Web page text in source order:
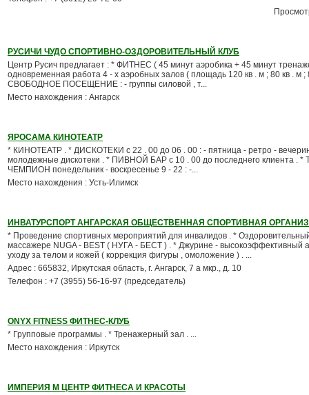
РУСИЧИ ЧУДО СПОРТИВНО-ОЗДОРОВИТЕЛЬНЫЙ КЛУБ
Центр Русич предлагает : * ФИТНЕС ( 45 минут аэробика + 45 минут
одновременная работа 4 - х аэробных залов ( площадь 120 кв . м ; 80 кв . м ;
СВОБОДНОЕ ПОСЕЩЕНИЕ : - группы силовой , т...
Место нахождения : Ангарск
ЯРОСАМА КИНОТЕАТР
* КИНОТЕАТР . * ДИСКОТЕКИ с 22 . 00 до 06 . 00 : - пятница - ретро -
молодежные дискотеки . * ПИВНОЙ БАР с 10 . 00 до последнего клиента . *
ЧЕМПИОН понедельник - воскресенье 9 - 22 : -...
Место нахождения : Усть-Илимск
ИНВАТУРСПОРТ АНГАРСКАЯ ОБЩЕСТВЕННАЯ СПОРТИВНАЯ
* Проведение спортивных мероприятий для инвалидов . *
массажере NUGA - BEST ( НУГА - БЕСТ ) . * Джурине - высокоэффективный
уходу за телом и кожей ( коррекция фигуры , омоложение ) . ...
Адрес : 665832, Иркутская область, г. Ангарск, 7 а мкр., д. 10
Телефон : +7 (3955) 56-16-97 (председатель)
ONYX FITNESS ФИТНЕС-КЛУБ
* Групповые программы . * Тренажерный зал . ...
Место нахождения : Иркутск
ИМПЕРИЯ М ЦЕНТР ФИТНЕСА И КРАСОТЫ